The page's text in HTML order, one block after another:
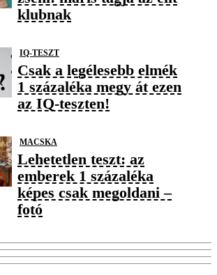
klubnak
IQ-TESZT
Csak a legélesebb elmék
1 százaléka megy át ezen
az IQ-teszten!
MACSKA
Lehetetlen teszt: az
emberek 1 százaléka
képes csak megoldani –
fotó